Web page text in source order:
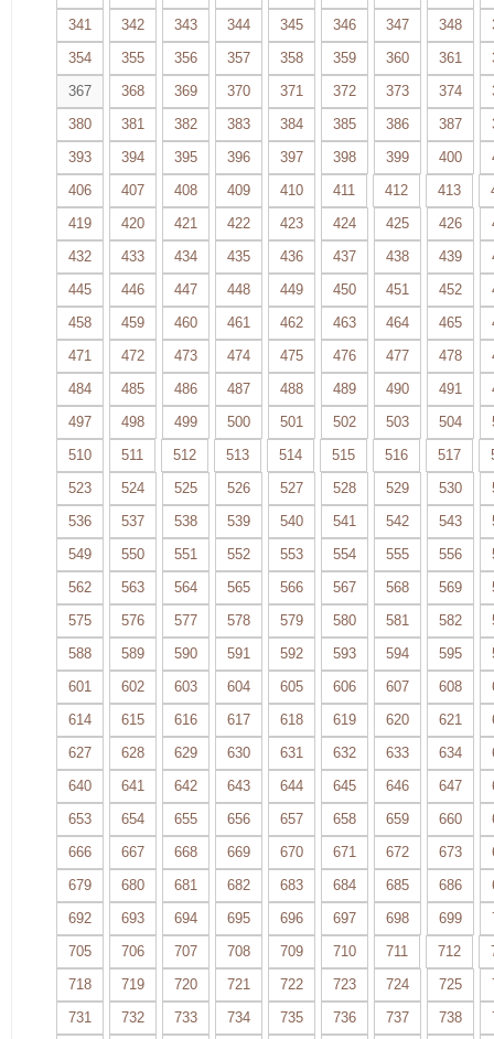
341 342 343 344 345 346 347 348
354
355 356 357 358 359 360 361
367
368 369 370 371 372 373 374
380
381 382 383 384 385 386 387
393
394 395 396 397 398 399 400
406
407 408 409 410 411 412 413
419
420 421 422 423 424 425 426
432
433 434 435 436 437 438 439
445
446 447 448 449 450 451 452
458
459 460 461 462 463 464 465
471
472 473 474 475 476 477 478
484
485 486 487 488 489 490 491
497
498 499 500 501 502 503 504
510
511 512 513 514 515 516 517
523
524 525 526 527 528 529 530
536
537 538 539 540 541 542 543
549
550 551 552 553 554 555 556
562
563 564 565 566 567 568 569
575
576 577 578 579 580 581 582
588
589 590 591 592 593 594 595
601
602 603 604 605 606 607 608
614
615 616 617 618 619 620 621
627
628 629 630 631 632 633 634
640
641 642 643 644 645 646 647
653
654 655 656 657 658 659 660
666
667 668 669 670 671 672 673
679
680 681 682 683 684 685 686
692
693 694 695 696 697 698 699
705
706 707 708 709 710 711 712
718
719 720 721 722 723 724 725
731
732 733 734 735 736 737 738